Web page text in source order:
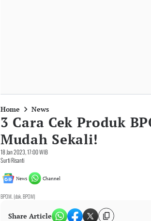
Home News
3 Cara Cek Produk
Mudah Sekali!
18 Jan 2023, 17:00 WIB
Surti Risanti
News Channel
BPOM. (dok. BPOM)
Share Article